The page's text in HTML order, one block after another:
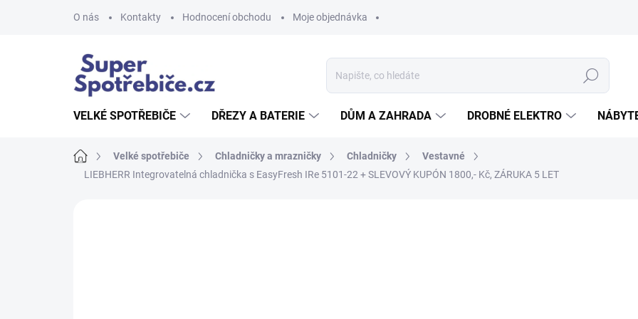
O nás Kontakty Hodnocení obchodu Moje objednávka
Hledat
VELKÉ SPOTŘEBIČE DŘEZY A BATERIE DŮM A ZAHRADA DROBNÉ ELEKTRO
Domů Velké spotřebiče Chladničky a mrazničky Chladničky
Vestavné
LIEBHERR Integrovatelná chladnička s EasyFresh IRe 5101-22 + SLEVOVÝ KUPÓN 1800,- Kč, ZÁRUKA 5 LET